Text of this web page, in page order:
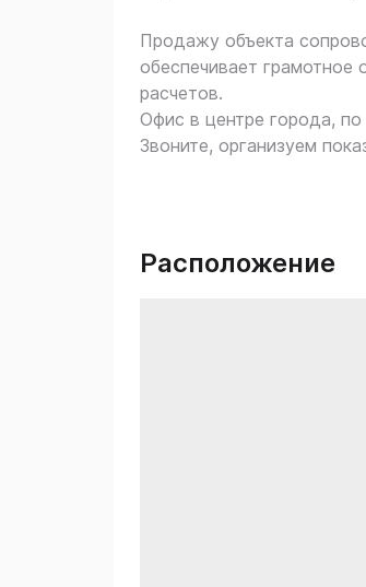
Продажу объекта
обеспечивает
расчетов.
Офис в центре города,
Звоните, организуем
Расположение